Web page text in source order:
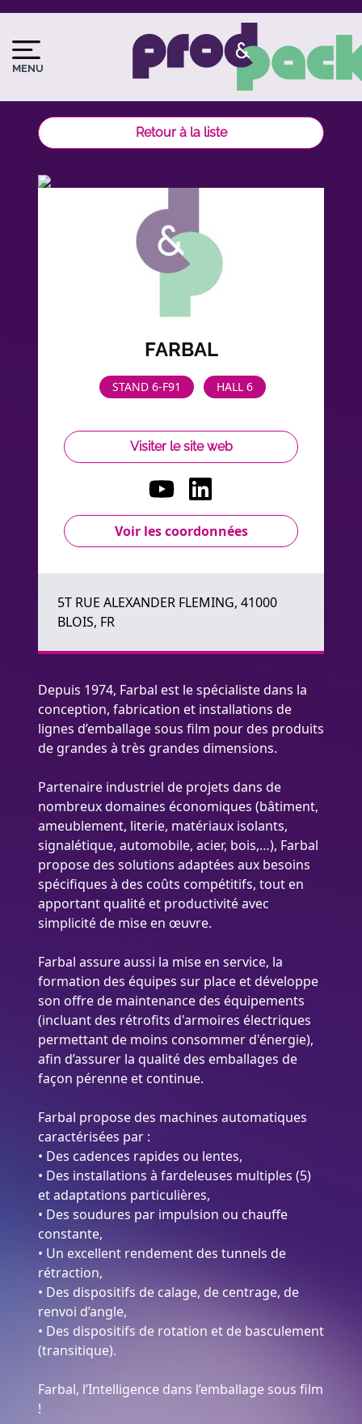
Aller
contenu
principal
MENU
Image
du
logo
Image
Retour à la liste
FARBAL
STAND 6-F91 HALL 6
Visiter le site web
Voir les coordonnées
5T RUE ALEXANDER FLEMING, 41000
BLOIS, FR
Depuis 1974, Farbal est le spécialiste dans la
conception, fabrication et installations de
lignes d’emballage sous film pour des produits
de grandes à très grandes dimensions.
Partenaire industriel de projets dans de
nombreux domaines économiques (bâtiment,
ameublement, literie, matériaux isolants,
signalétique, automobile, acier, bois,…), Farbal
propose des solutions adaptées aux besoins
spécifiques à des coûts compétitifs, tout en
apportant qualité et productivité avec
simplicité de mise en œuvre.
Farbal assure aussi la mise en service, la
formation des équipes sur place et développe
son offre de maintenance des équipements
(incluant des rétrofits d'armoires électriques
permettant de moins consommer d'énergie),
afin d’assurer la qualité des emballages de
façon pérenne et continue.
Farbal propose des machines automatiques
caractérisées par :
• Des cadences rapides ou lentes,
• Des installations à fardeleuses multiples (5)
et adaptations particulières,
• Des soudures par impulsion ou chauffe
constante,
• Un excellent rendement des tunnels de
rétraction,
• Des dispositifs de calage, de centrage, de
renvoi d’angle,
• Des dispositifs de rotation et de basculement
(transitique).
Farbal, l’Intelligence dans l’emballage sous film
!